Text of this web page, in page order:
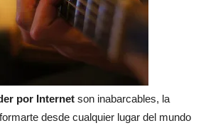
por Internet son inabarcables, la
desde cualquier lugar del mundo